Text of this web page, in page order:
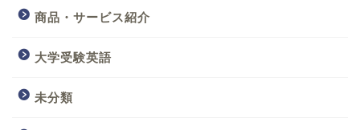
商品・サービス紹介
大学受験英語
未分類